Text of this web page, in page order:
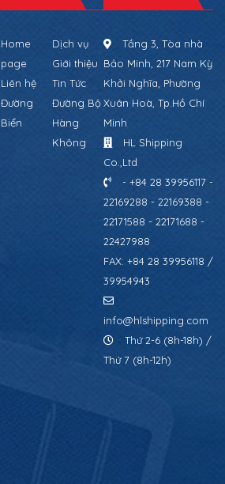
Home
page
Dịch vụ
Giới thiệu
Liên hệ
Tin Tức
Đường
Biển
Đường Bộ
Hàng
Không
Tầng 3, Tòa nhà
Bảo Minh, 217 Nam Kỳ
Khởi Nghĩa, Phường
Xuân Hoà, Tp.Hồ Chí
Minh
HL Shipping
Co.,Ltd
- +84 28 39956117 -
22169288 - 22169388 -
22171588 - 22171688 -
22427988
FAX: +84 28 39956118 /
39954943
info@hlshipping.com
Thứ 2-6 (8h-18h) /
Thứ 7 (8h-12h)